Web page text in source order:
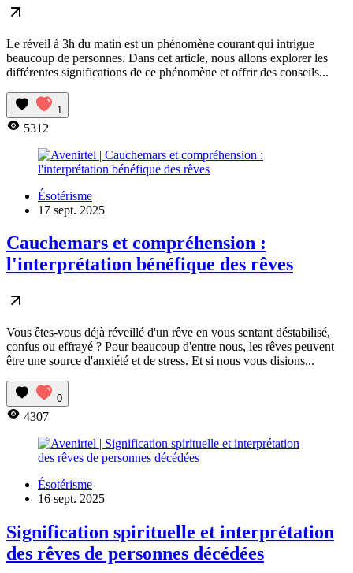
Le réveil à 3h du matin est un phénomène courant qui intrigue
beaucoup de personnes. Dans cet article, nous allons explorer les
différentes significations de ce phénomène et offrir des conseils...
1
5312
Ésotérisme
17 sept. 2025
Cauchemars et compréhension :
l'interprétation bénéfique des rêves
Vous êtes-vous déjà réveillé d'un rêve en vous sentant déstabilisé,
confus ou effrayé ? Pour beaucoup d'entre nous, les rêves peuvent
être une source d'anxiété et de stress. Et si nous vous disions...
0
4307
Ésotérisme
16 sept. 2025
Signification spirituelle et interprétation
des rêves de personnes décédées